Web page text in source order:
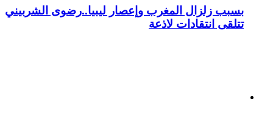
بسبب زلزال المغرب وإعصار ليبيا..رضوى الشربيني
تتلقى انتقادات لاذعة